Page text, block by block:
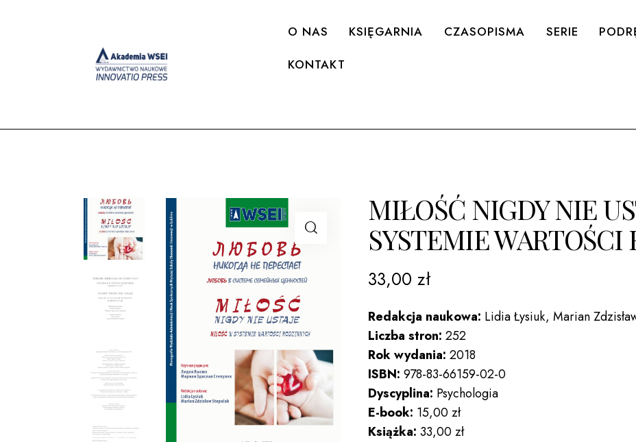
O NAS KSIĘGARNIA CZASOPISMA SERIE
KONTAKT
MIŁOŚĆ NIGDY NIE
SYSTEMIE
33,00zł
Redakcja naukowa: Lidia Łysiuk, Marian
Liczba stron: 252
Rok wydania: 2018
ISBN: 978-83-66159-02-0
Dyscyplina: Psychologia
E-book: 15,00 zł
Książka: 33,00 zł